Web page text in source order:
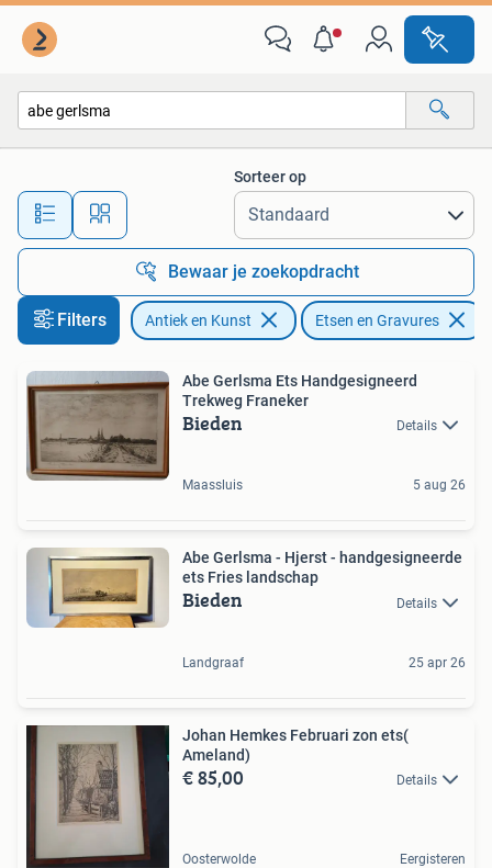
Alle afstanden…
Sorteer op
Bewaar je zoekopdracht
Filters Antiek en Kunst Etsen en Gravures
Abe Gerlsma Ets Handgesigneerd
Trekweg Franeker
Bieden Details
Maassluis 5 aug 26
Abe Gerlsma - Hjerst - handgesigneerde
ets Fries landschap
Bieden Details
Landgraaf 25 apr 26
Johan Hemkes Februari zon ets(
Ameland)
€ 85,00 Details
Oosterwolde Eergisteren